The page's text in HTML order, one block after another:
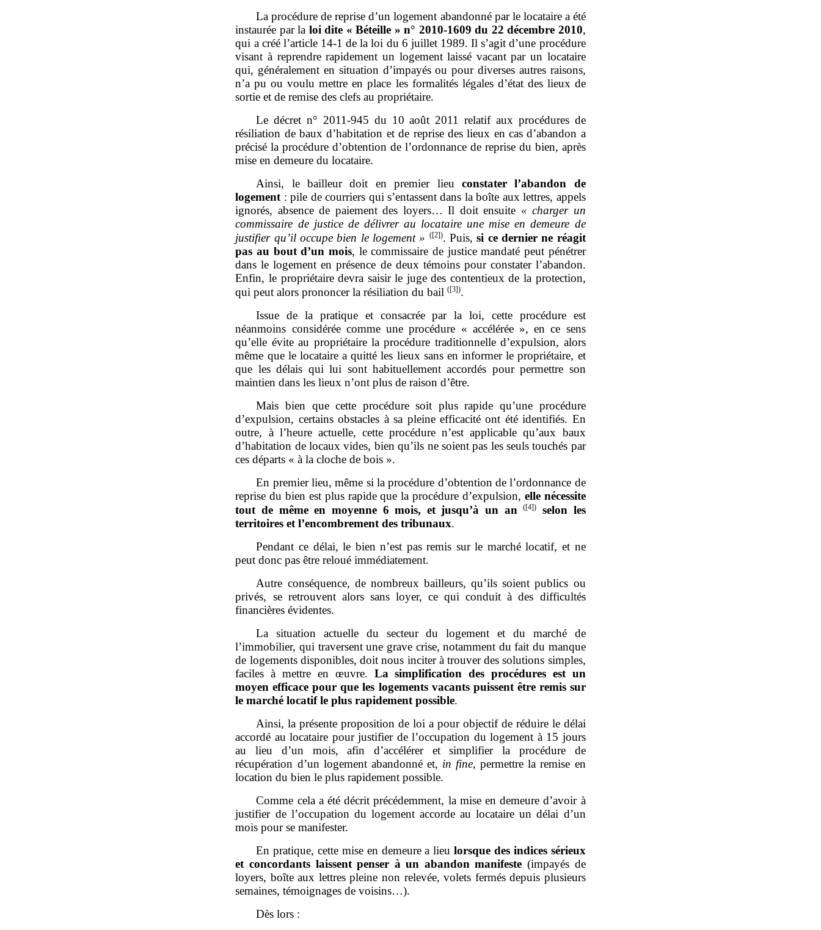
La procédure de reprise d’un logement abandonné par le locataire a été
instaurée par la loi dite « Béteille » n° 2010‑1609 du 22 décembre 2010,
qui a créé l’article 14‑1 de la loi du 6 juillet 1989. Il s’agit d’une procédure
visant à reprendre rapidement un logement laissé vacant par un locataire
qui, généralement en situation d’impayés ou pour diverses autres raisons,
n’a pu ou voulu mettre en place les formalités légales d’état des lieux de
sortie et de remise des clefs au propriétaire.
Le décret n° 2011‑945 du 10 août 2011 relatif aux procédures de
résiliation de baux d’habitation et de reprise des lieux en cas d’abandon a
précisé la procédure d’obtention de l’ordonnance de reprise du bien, après
mise en demeure du locataire.
Ainsi, le bailleur doit en premier lieu constater l’abandon de
logement : pile de courriers qui s’entassent dans la boîte aux lettres, appels
ignorés, absence de paiement des loyers… Il doit ensuite « charger un
commissaire de justice de délivrer au locataire une mise en demeure de
justifier qu’il occupe bien le logement » ([2]). Puis,si ce dernier ne réagit
pas au bout d’un mois, le commissaire de justice mandaté peut pénétrer
dans le logement en présence de deux témoins pour constater l’abandon.
Enfin, le propriétaire devra saisir le juge des contentieux de la protection,
qui peut alors prononcer la résiliation du bail([3]).
Issue de la pratique et consacrée par la loi, cette procédure est
néanmoins considérée comme une procédure « accélérée », en ce sens
qu’elle évite au propriétaire la procédure traditionnelle d’expulsion, alors
même que le locataire a quitté les lieux sans en informer le propriétaire, et
que les délais qui lui sont habituellement accordés pour permettre son
maintien dans les lieux n’ont plus de raison d’être.
Mais bien que cette procédure soit plus rapide qu’une procédure
d’expulsion, certains obstacles à sa pleine efficacité ont été identifiés. En
outre, à l’heure actuelle, cette procédure n’est applicable qu’aux baux
d’habitation de locaux vides, bien qu’ils ne soient pas les seuls touchés par
ces départs « à la cloche de bois ».
En premier lieu, même si la procédure d’obtention de l’ordonnance de
reprise du bien est plus rapide que la procédure d’expulsion, elle nécessite
tout de même en moyenne 6 mois, et jusqu’à un an ([4])
selon les
territoires et l’encombrement des tribunaux.
Pendant ce délai, le bien n’est pas remis sur le marché locatif, et ne
peut donc pas être reloué immédiatement.
Autre conséquence, de nombreux bailleurs, qu’ils soient publics ou
privés, se retrouvent alors sans loyer, ce qui conduit à des difficultés
financières évidentes.
La situation actuelle du secteur du logement et du marché de
l’immobilier, qui traversent une grave crise, notamment du fait du manque
de logements disponibles, doit nous inciter à trouver des solutions simples,
faciles à mettre en œuvre. La simplification des procédures est un
moyen efficace pour que les logements vacants puissent être remis sur
le marché locatif le plus rapidement possible.
Ainsi, la présente proposition de loi a pour objectif de réduire le délai
accordé au locataire pour justifier de l’occupation du logement à 15 jours
au lieu d’un mois, afin d’accélérer et simplifier la procédure de
récupération d’un logement abandonné et, in fine, permettre la remise en
location du bien le plus rapidement possible.
Comme cela a été décrit précédemment, la mise en demeure d’avoir à
justifier de l’occupation du logement accorde au locataire un délai d’un
mois pour se manifester.
En pratique, cette mise en demeure a lieulorsque des indices sérieux
et concordants laissent penser à un abandon manifeste (impayés de
loyers, boîte aux lettres pleine non relevée, volets fermés depuis plusieurs
semaines, témoignages de voisins…).
Dès lors :